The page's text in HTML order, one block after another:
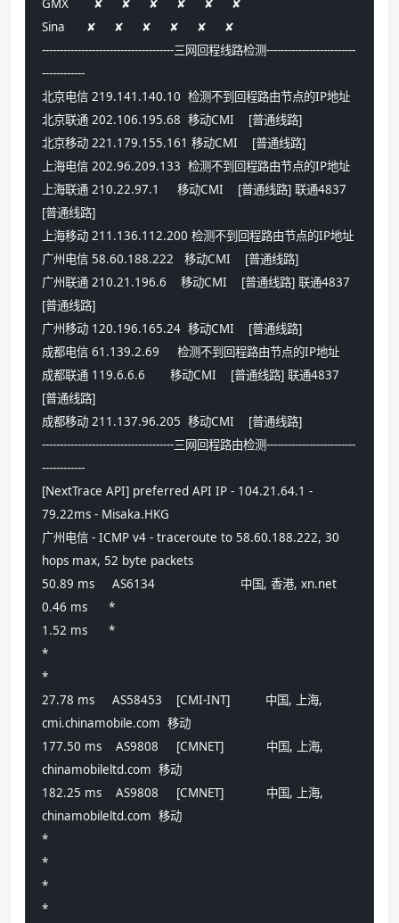
GMX       ✘     ✘     ✘     ✘     ✘     ✘
Sina      ✘     ✘     ✘     ✘     ✘     ✘
-------------------------------------三网回程线路检测-------------------------
------------
北京电信 219.141.140.10  检测不到回程路由节点的IP地址
北京联通 202.106.195.68  移动CMI    [普通线路]
北京移动 221.179.155.161 移动CMI    [普通线路]
上海电信 202.96.209.133  检测不到回程路由节点的IP地址
上海联通 210.22.97.1     移动CMI    [普通线路] 联通4837
[普通线路]
上海移动 211.136.112.200 检测不到回程路由节点的IP地址
广州电信 58.60.188.222   移动CMI    [普通线路]
广州联通 210.21.196.6    移动CMI    [普通线路] 联通4837
[普通线路]
广州移动 120.196.165.24  移动CMI    [普通线路]
成都电信 61.139.2.69     检测不到回程路由节点的IP地址
成都联通 119.6.6.6       移动CMI    [普通线路] 联通4837
[普通线路]
成都移动 211.137.96.205  移动CMI    [普通线路]
-------------------------------------三网回程路由检测-------------------------
------------
[NextTrace API] preferred API IP - 104.21.64.1 -
79.22ms - Misaka.HKG
广州电信 - ICMP v4 - traceroute to 58.60.188.222, 30
hops max, 52 byte packets
50.89 ms     AS6134                        中国, 香港, xn.net
0.46 ms      *
1.52 ms      *
*
*
27.78 ms     AS58453    [CMI-INT]          中国, 上海,
cmi.chinamobile.com  移动
177.50 ms    AS9808     [CMNET]            中国, 上海,
chinamobileltd.com  移动
182.25 ms    AS9808     [CMNET]            中国, 上海,
chinamobileltd.com  移动
*
*
*
*